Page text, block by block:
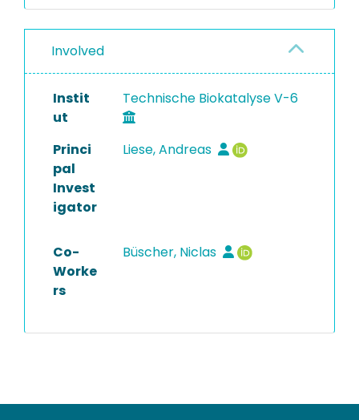
Involved
Instit
ut
Technische Biokatalyse V-6
Princi
pal
Invest
igator
Liese, Andreas
Co-
Worke
rs
Büscher, Niclas